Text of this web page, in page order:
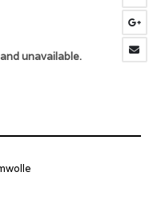
unavailable.